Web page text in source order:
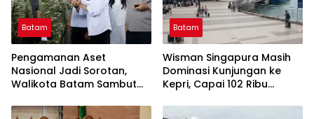
Batam
Pengamanan Aset
Nasional Jadi Sorotan,
Walikota Batam Sambut
Kepri
Batam
Wisman Singapura Masih
Dominasi Kunjungan ke
Kepri, Capai 102 Ribu